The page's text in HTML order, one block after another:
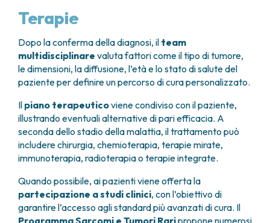
Terapie
Dopo la conferma della diagnosi, il team
multidisciplinare valuta fattori come il tipo di tumore,
le dimensioni, la diffusione, l’età e lo stato di salute del
paziente per definire un percorso di cura personalizzato.
Il piano terapeuticoviene condiviso con il paziente,
illustrando eventuali alternative di pari efficacia. A
seconda dello stadio della malattia, il trattamento può
includere chirurgia, chemioterapia, terapie mirate,
immunoterapia, radioterapia o terapie integrate.
Quando possibile, ai pazienti viene offerta la
partecipazione a studi clinici, con l’obiettivo di
garantire l’accesso agli standard più avanzati di cura. Il
Programma Sarcomi e Tumori Raripropone numerosi